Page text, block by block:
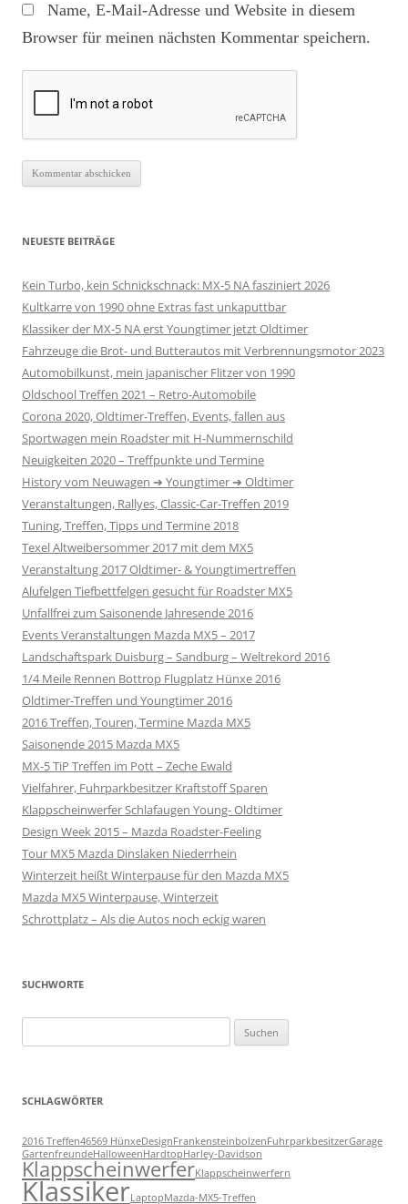
Name, E-Mail-Adresse und Website in diesem
Browser für meinen nächsten Kommentar speichern.
NEUESTE BEITRÄGE
Kein Turbo, kein Schnickschnack: MX-5 NA fasziniert 2026
Kultkarre von 1990 ohne Extras fast unkaputtbar
Klassiker der MX-5 NA erst Youngtimer jetzt Oldtimer
Fahrzeuge die Brot- und Butterautos mit Verbrennungsmotor 2023
Automobilkunst, mein japanischer Flitzer von 1990
Oldschool Treffen 2021 – Retro-Automobile
Corona 2020, Oldtimer-Treffen, Events, fallen aus
Sportwagen mein Roadster mit H-Nummernschild
Neuigkeiten 2020 – Treffpunkte und Termine
History vom Neuwagen ➔ Youngtimer ➔ Oldtimer
Veranstaltungen, Rallyes, Classic-Car-Treffen 2019
Tuning, Treffen, Tipps und Termine 2018
Texel Altweibersommer 2017 mit dem MX5
Veranstaltung 2017 Oldtimer- & Youngtimertreffen
Alufelgen Tiefbettfelgen gesucht für Roadster MX5
Unfallfrei zum Saisonende Jahresende 2016
Events Veranstaltungen Mazda MX5 – 2017
Landschaftspark Duisburg – Sandburg – Weltrekord 2016
1/4 Meile Rennen Bottrop Flugplatz Hünxe 2016
Oldtimer-Treffen und Youngtimer 2016
2016 Treffen, Touren, Termine Mazda MX5
Saisonende 2015 Mazda MX5
MX-5 TiP Treffen im Pott – Zeche Ewald
Vielfahrer, Fuhrparkbesitzer Kraftstoff Sparen
Klappscheinwerfer Schlafaugen Young- Oldtimer
Design Week 2015 – Mazda Roadster-Feeling
Tour MX5 Mazda Dinslaken Niederrhein
Winterzeit heißt Winterpause für den Mazda MX5
Mazda MX5 Winterpause, Winterzeit
Schrottplatz – Als die Autos noch eckig waren
SUCHWORTE
nach:
SCHLAGWÖRTER
2016 Treffen46569 HünxeDesignFrankensteinbolzenFuhrparkbesitzerGarage
GartenfreundeHalloweenHardtopHarley-Davidson
KlappscheinwerferKlappscheinwerfern
KlassikerLaptopMazda-MX5-Treffen